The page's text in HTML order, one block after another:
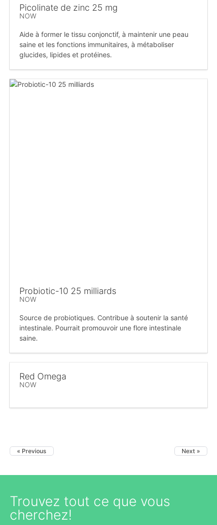
Picolinate de zinc 25 mg
NOW
Aide à former le tissu conjonctif, à maintenir une peau
saine et les fonctions immunitaires, à métaboliser
glucides, lipides et protéines.
Probiotic-10 25 milliards
NOW
Source de probiotiques. Contribue à soutenir la santé
intestinale. Pourrait promouvoir une flore intestinale
saine.
Red Omega
NOW
« Previous Next »
Trouvez tout ce que vous
cherchez!